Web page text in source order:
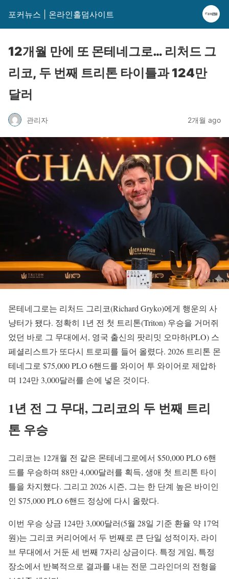
포커뉴스 | 온라인홀덤사이트
12개월 만에 또 몬테네그로… 리처드 그
리코, 두 번째 트리톤 타이틀과 124만
달러
관리자 2개월 ago
몬테네그로는 리처드 그리코(Richard Gryko)에게 행운의 사
냥터가 됐다. 정확히 1년 전 첫 트리톤(Triton) 우승을 거머쥐
었던 바로 그 무대에서, 영국 출신의 팟리밋 오마하(PLO) 스
페셜리스트가 또다시 트로피를 들어 올렸다. 2026 트리톤 몬
테네그로 $75,000 PLO 6핸드를 와이어 투 와이어로 제압하
며 124만 3,000달러를 손에 넣은 것이다.
1년 전 그 무대, 그리코의 두 번째 트리
톤 우승
그리코는 12개월 전 같은 몬테네그로에서 $50,000 PLO 6핸
드를 우승하며 88만 4,000달러를 획득, 생애 첫 트리톤 타이
틀을 차지했다. 그리고 2026 시즌, 그는 한 단계 높은 바이인
인 $75,000 PLO 6핸드 정상에 다시 올랐다.
이번 우승 상금 124만 3,000달러(5월 28일 기준 환율 약 17억
원)는 그리코 커리어에서 두 번째로 큰 단일 성적이자, 라이
브 무대에서 거둔 세 번째 7자리 상금이다. 특정 게임, 특정
장소에서 반복적으로 결과를 내는 전문 그라인더의 전형을